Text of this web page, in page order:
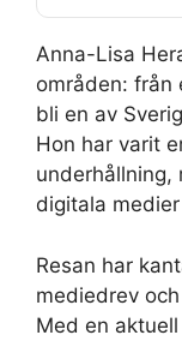
Anna-Lisa
områden: från
bli en av
Hon har varit
underhållning,
digitala
Resan har
mediedrev
Med en